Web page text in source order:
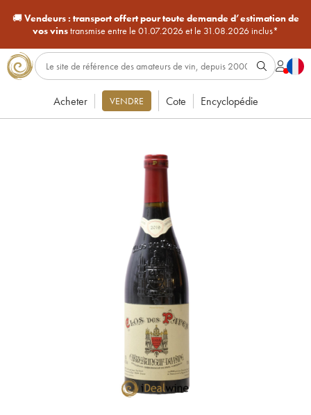
🚚Vendeurs : transport offert pour toute demande d’estimation de
vos vinstransmise entre le 01.07.2026 et le 31.08.2026 inclus*
Acheter VENDRE Cote Encyclopédie